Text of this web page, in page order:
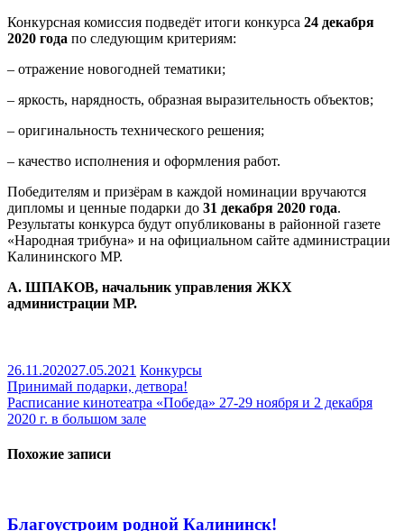
Конкурсная комиссия подведёт итоги конкурса 24 декабря
2020 года по следующим критериям:
– отражение новогодней тематики;
– яркость, нарядность, образная выразительность объектов;
– оригинальность технического решения;
– качество исполнения и оформления работ.
Победителям и призёрам в каждой номинации вручаются
дипломы и ценные подарки до 31 декабря 2020 года.
Результаты конкурса будут опубликованы в районной газете
«Народная трибуна» и на официальном сайте администрации
Калининского МР.
А. ШПАКОВ, начальник управления ЖКХ
администрации МР.
26.11.202027.05.2021 Конкурсы
Навигация
по
Принимай подарки, детвора!
Расписание кинотеатра «Победа» 27-29 ноября и 2 декабря
2020 г. в большом зале
Похожие записи
Благоустроим родной Калининск!